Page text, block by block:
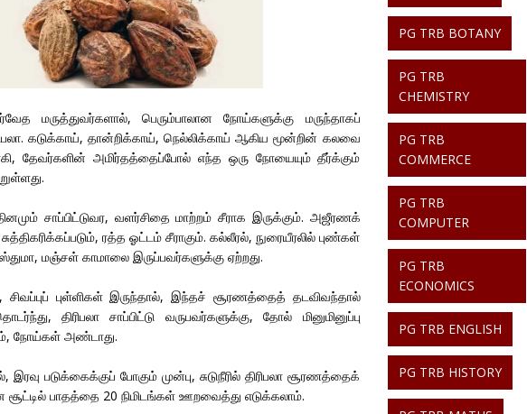
மருத்துவர்களால், பெரும்பாலான நோய்களுக்கு மருந்தாகப்
கடுக்காய், தான்றிக்காய், நெல்லிக்காய் ஆகிய மூன்றின் கலவை
தேவர்களின் அமிர்தத்தைப்போல் எந்த ஒரு நோயையும் தீர்க்கும்
சாப்பிட்டுவர, வளர்சிதை மாற்றம் சீராக இருக்கும். அஜீரணக்
ரத்த ஓட்டம் சீராகும். கல்லீரல், நுரையீரலில் புண்கள்
மஞ்சள் காமாலை இருப்பவர்களுக்கு ஏற்றது.
சிவப்புப் புள்ளிகள் இருந்தால், இந்தச் சூரணத்தைத் தடவிவந்தால்
திரிபலா சாப்பிட்டு வருபவர்களுக்கு, தோல் மினுமினுப்பு
நோய்கள் அண்டாது.
இரவு படுக்கைக்குப் போகும் முன்பு, சுடுநீரில் திரிபலா சூரணத்தைக்
சூட்டில் பாதத்தை 20 நிமிடங்கள் ஊறவைத்து எடுக்கலாம்.
PG TRB BOTANY
PG TRB
CHEMISTRY
PG TRB
COMMERCE
PG TRB
COMPUTER
PG TRB
ECONOMICS
PG TRB ENGLISH
PG TRB HISTORY